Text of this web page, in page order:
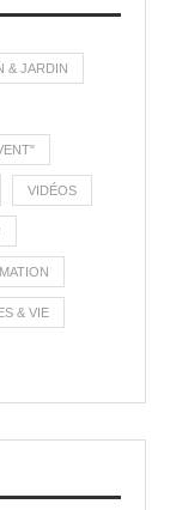
& JARDIN
VIDÉOS
& VIE